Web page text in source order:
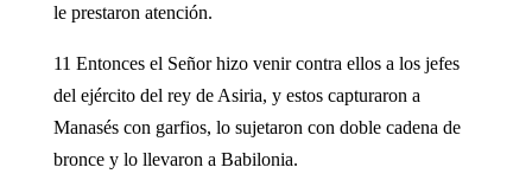
le prestaron atención.
11 Entonces el Señor hizo venir contra ellos a los jefes
del ejército del rey de Asiria, y estos capturaron a
Manasés con garfios, lo sujetaron con doble cadena de
bronce y lo llevaron a Babilonia.